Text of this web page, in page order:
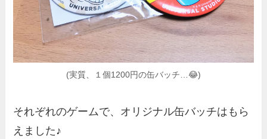
(実質、１個1200円の缶バッチ…😂)
それぞれのゲームで、オリジナル缶バッチはもら
えました♪